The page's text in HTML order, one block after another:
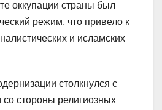
оккупации страны был
режим, что привело к
и исламских
столкнулся с
стороны религиозных